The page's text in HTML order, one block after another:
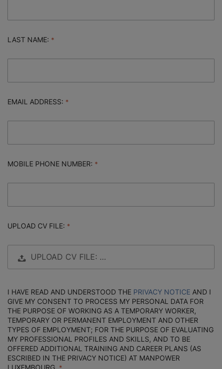
LAST NAME:
EMAIL ADDRESS:
MOBILE PHONE NUMBER:
UPLOAD CV FILE:
UPLOAD CV FILE: …
I HAVE READ AND UNDERSTOOD THE PRIVACY NOTICE AND I
GIVE MY CONSENT TO PROCESS MY PERSONAL DATA FOR
THE PURPOSE OF WORKING AS A TEMPORARY WORKER,
TEMPORARY OR PERMANENT EMPLOYMENT AND OTHER
TYPES OF EMPLOYMENT; FOR THE PURPOSE OF EVALUATING
MY PROFESSIONAL PROFILES AND SKILLS, AND TO BE
OFFERED ADDITIONAL TRAINING AND CAREER PLANS (AS
ESCRIBED IN THE PRIVACY NOTICE) AT MANPOWER
LUXEMBOURG.